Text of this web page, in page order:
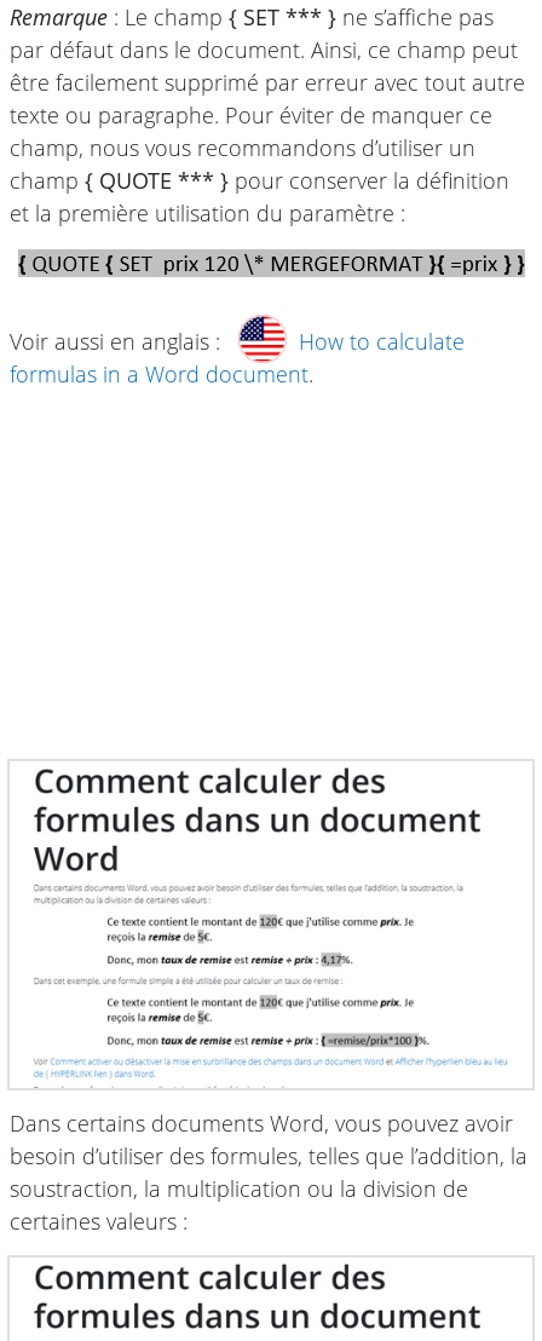
Remarque : Le champ { SET *** } ne s’affiche pas
par défaut dans le document. Ainsi, ce champ peut
être facilement supprimé par erreur avec tout autre
texte ou paragraphe. Pour éviter de manquer ce
champ, nous vous recommandons d’utiliser un
champ { QUOTE *** } pour conserver la définition
et la première utilisation du paramètre :
Voir aussi en anglais :
How to calculate
formulas in a Word document.
Dans certains documents Word, vous pouvez avoir
besoin d’utiliser des formules, telles que l’addition, la
soustraction, la multiplication ou la division de
certaines valeurs :